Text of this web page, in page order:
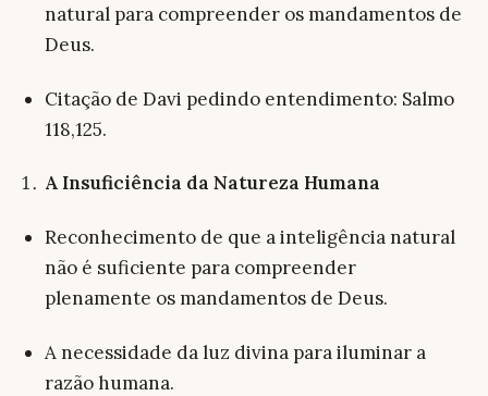
natural para compreender os mandamentos de
Deus.
Citação de Davi pedindo entendimento: Salmo
118,125.
A Insuficiência da Natureza Humana
Reconhecimento de que a inteligência natural
não é suficiente para compreender
plenamente os mandamentos de Deus.
A necessidade da luz divina para iluminar a
razão humana.